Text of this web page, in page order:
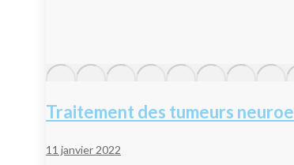
Traitement des tumeurs
11 janvier 2022